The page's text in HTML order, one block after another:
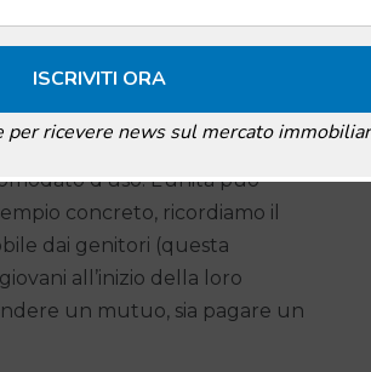
d’uso. L’unità può
concreto, ricordiamo il
dai genitori (questa
all’inizio della loro
un mutuo, sia pagare un
ricevere news sul mercato